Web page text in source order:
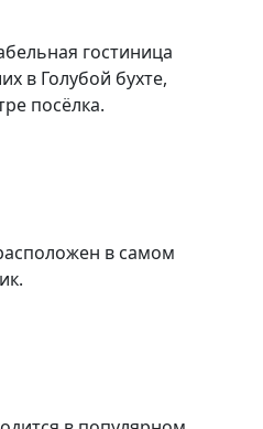
гостиница
в Голубой бухте,
посёлка.
в самом